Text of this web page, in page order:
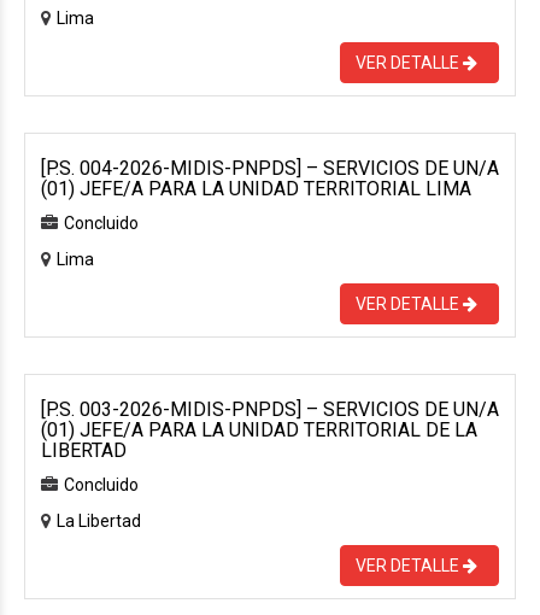
Lima
VER DETALLE
[P.S. 004-2026-MIDIS-PNPDS] – SERVICIOS DE UN/A
(01) JEFE/A PARA LA UNIDAD TERRITORIAL LIMA
Concluido
Lima
VER DETALLE
[P.S. 003-2026-MIDIS-PNPDS] – SERVICIOS DE UN/A
(01) JEFE/A PARA LA UNIDAD TERRITORIAL DE LA
LIBERTAD
Concluido
La Libertad
VER DETALLE